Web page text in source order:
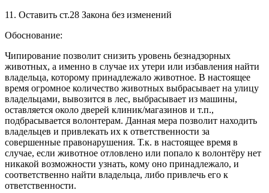
11. Оставить ст.28 Закона без изменений
Обоснование:
Чипирование позволит снизить уровень безнадзорных
животных, а именно в случае их утери или избавления найти
владельца, которому принадлежало животное. В настоящее
время огромное количество животных выбрасывает на улицу
владельцами, вывозится в лес, выбрасывает из машины,
оставляется около дверей клиник/магазинов и т.п.,
подбрасывается волонтерам. Данная мера позволит находить
владельцев и привлекать их к ответственности за
совершенные правонарушения. Т.к. в настоящее время в
случае, если животное отловлено или попало к волонтёру нет
никакой возможности узнать, кому оно принадлежало, и
соответственно найти владельца, либо привлечь его к
ответственности.